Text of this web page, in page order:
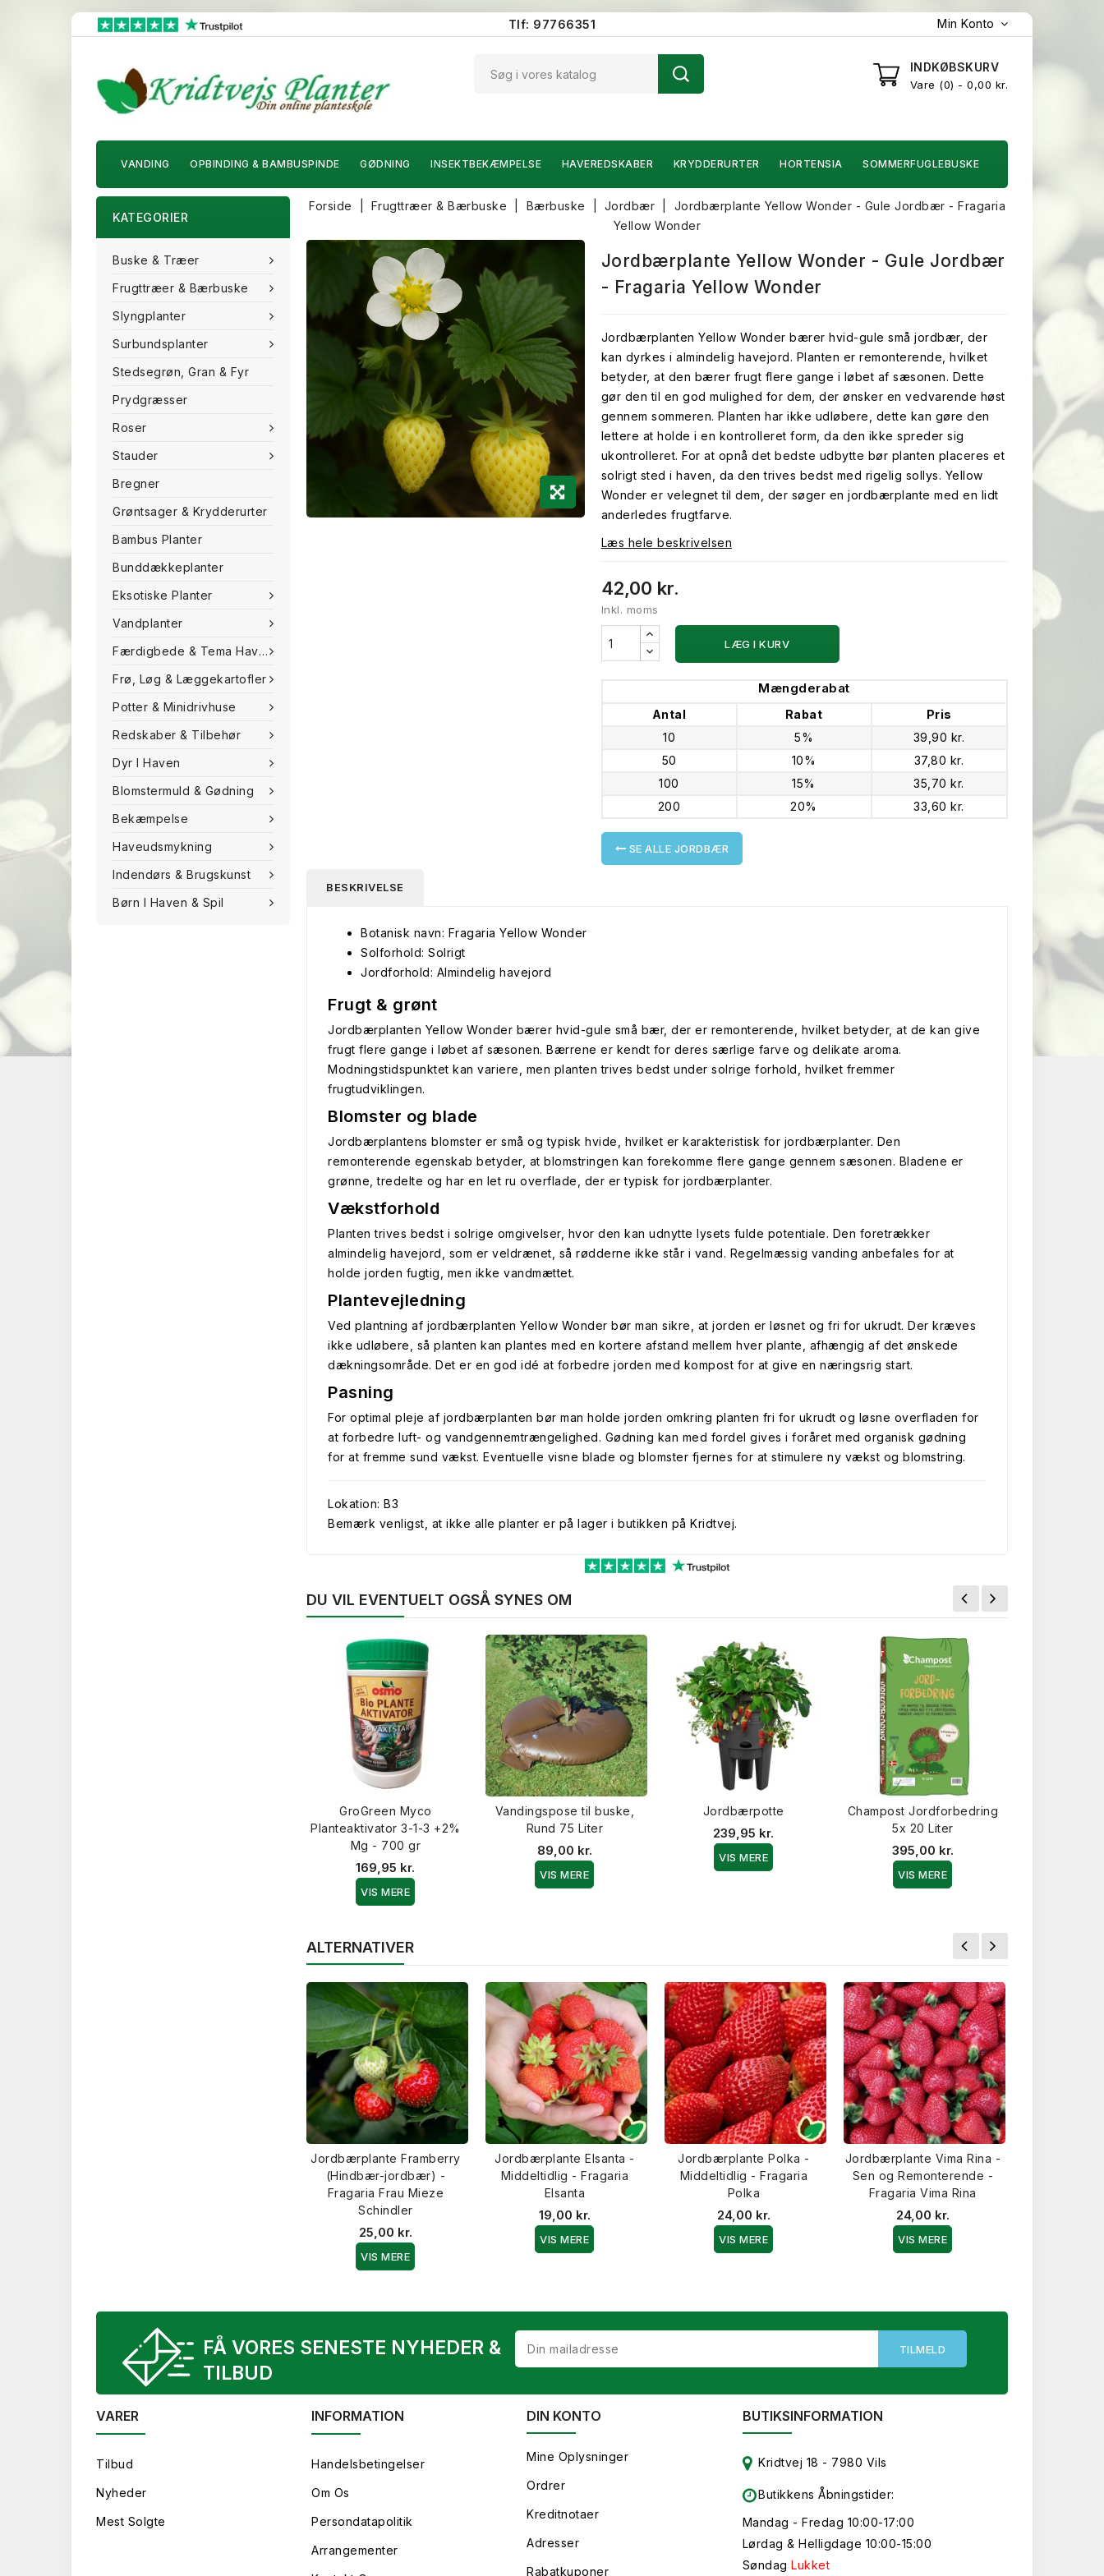
Tlf: 97766351 Min Konto
INDKØBSKURV
Vare 0 - 0,00 kr.
VANDING OPBINDING & BAMBUSPINDE GØDNING INSEKTBEKÆMPELSE HAVEREDSKABER KRYDDERURTER HORTENSIA SOMMERFUGLEBUSKE
KATEGORIER
Buske & Træer
Frugttræer & Bærbuske
Slyngplanter
Surbundsplanter
Stedsegrøn, Gran & Fyr
Prydgræsser
Roser
Stauder
Bregner
Grøntsager & Krydderurter
Bambus Planter
Bunddækkeplanter
Eksotiske Planter
Vandplanter
Færdigbede & Tema Haven
Frø, Løg & Læggekartofler
Potter & Minidrivhuse
Redskaber & Tilbehør
Dyr I Haven
Blomstermuld & Gødning
Bekæmpelse
Haveudsmykning
Indendørs & Brugskunst
Børn I Haven & Spil
Forside Frugttræer & Bærbuske Bærbuske Jordbær
Jordbærplante Yellow Wonder - Gule Jordbær - Fragaria
Yellow Wonder
Jordbærplante Yellow Wonder - Gule Jordbær
- Fragaria Yellow Wonder
Jordbærplanten Yellow Wonder bærer hvid-gule små jordbær, der
kan dyrkes i almindelig havejord. Planten er remonterende, hvilket
betyder, at den bærer frugt flere gange i løbet af sæsonen. Dette
gør den til en god mulighed for dem, der ønsker en vedvarende høst
gennem sommeren. Planten har ikke udløbere, dette kan gøre den
lettere at holde i en kontrolleret form, da den ikke spreder sig
ukontrolleret. For at opnå det bedste udbytte bør planten placeres et
solrigt sted i haven, da den trives bedst med rigelig sollys. Yellow
Wonder er velegnet til dem, der søger en jordbærplante med en lidt
anderledes frugtfarve.
Læs hele beskrivelsen
42,00 kr.
Inkl. moms
LÆG I KURV
Mængderabat
Antal Rabat
Pris
10
5%
39,90 kr.
50
10%
37,80 kr.
100
15%
35,70 kr.
200
20% 33,60 kr.
SE ALLE JORDBÆR
BESKRIVELSE
Botanisk navn: Fragaria Yellow Wonder
Solforhold: Solrigt
Jordforhold: Almindelig havejord
Frugt & grønt
Jordbærplanten Yellow Wonder bærer hvid-gule små bær, der er remonterende, hvilket betyder, at de kan give
frugt flere gange i løbet af sæsonen. Bærrene er kendt for deres særlige farve og delikate aroma.
Modningstidspunktet kan variere, men planten trives bedst under solrige forhold, hvilket fremmer
frugtudviklingen.
Blomster og blade
Jordbærplantens blomster er små og typisk hvide, hvilket er karakteristisk for jordbærplanter. Den
remonterende egenskab betyder, at blomstringen kan forekomme flere gange gennem sæsonen. Bladene er
grønne, tredelte og har en let ru overflade, der er typisk for jordbærplanter.
Vækstforhold
Planten trives bedst i solrige omgivelser, hvor den kan udnytte lysets fulde potentiale. Den foretrækker
almindelig havejord, som er veldrænet, så rødderne ikke står i vand. Regelmæssig vanding anbefales for at
holde jorden fugtig, men ikke vandmættet.
Plantevejledning
Ved plantning af jordbærplanten Yellow Wonder bør man sikre, at jorden er løsnet og fri for ukrudt. Der kræves
ikke udløbere, så planten kan plantes med en kortere afstand mellem hver plante, afhængig af det ønskede
dækningsområde. Det er en god idé at forbedre jorden med kompost for at give en næringsrig start.
Pasning
For optimal pleje af jordbærplanten bør man holde jorden omkring planten fri for ukrudt og løsne overfladen for
at forbedre luft- og vandgennemtrængelighed. Gødning kan med fordel gives i foråret med organisk gødning
for at fremme sund vækst. Eventuelle visne blade og blomster fjernes for at stimulere ny vækst og blomstring.
Lokation: B3
Bemærk venligst, at ikke alle planter er på lager i butikken på Kridtvej.
DU VIL EVENTUELT OGSÅ SYNES OM
GroGreen Myco
Planteaktivator 3-1-3 +2%
Mg - 700 gr
169,95 kr.
VIS MERE
Vandingspose til buske,
Rund 75 Liter
89,00 kr.
VIS MERE
Jordbærpotte
239,95 kr.
VIS MERE
Champost Jordforbedring
5x 20 Liter
395,00 kr.
VIS MERE
ALTERNATIVER
Jordbærplante Framberry
(Hindbær-jordbær) -
Fragaria Frau Mieze
Schindler
25,00 kr.
VIS MERE
Jordbærplante Elsanta -
Middeltidlig - Fragaria
Elsanta
19,00 kr.
VIS MERE
Jordbærplante Polka -
Middeltidlig - Fragaria
Polka
24,00 kr.
VIS MERE
Jordbærplante Vima Rina -
Sen og Remonterende -
Fragaria Vima Rina
24,00 kr.
VIS MERE
FÅ VORES SENESTE NYHEDER &
TILBUD
VARER
Tilbud
Nyheder
Mest Solgte
INFORMATION
Handelsbetingelser
Om Os
Persondatapolitik
Arrangementer
DIN KONTO
Mine Oplysninger
Ordrer
Kreditnotaer
Adresser
Rabatkuponer
BUTIKSINFORMATION
Kridtvej 18 - 7980 Vils
Butikkens Åbningstider:
Mandag - Fredag 10:00-17:00
Lørdag & Helligdage 10:00-15:00
SøndagLukket